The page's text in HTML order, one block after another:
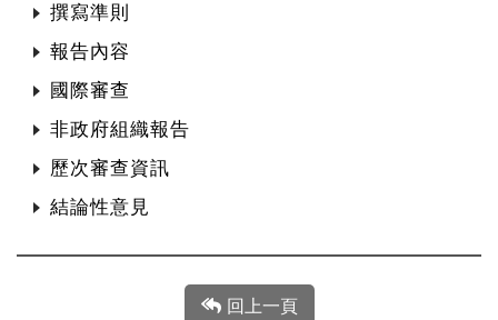
撰寫準則
報告內容
國際審查
非政府組織報告
歷次審查資訊
結論性意見
回上一頁